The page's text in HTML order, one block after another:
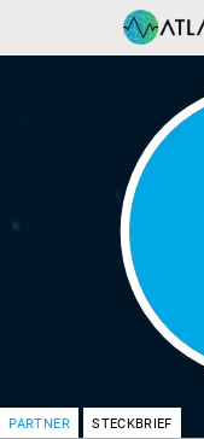
PARTNER STECKBRIEF